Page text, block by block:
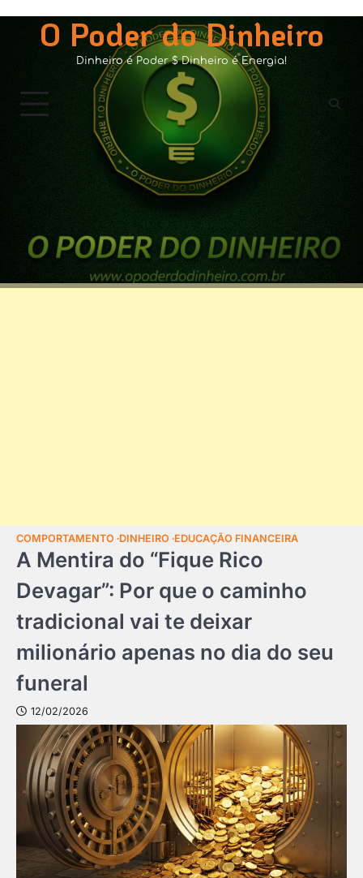
contentO Poder do Dinheiro
Dinheiro é Poder $ Dinheiro é Energia!
COMPORTAMENTO DINHEIRO EDUCAÇÃO FINANCEIRA
A Mentira do “Fique Rico
Devagar”: Por que o caminho
tradicional vai te deixar
milionário apenas no dia do seu
funeral
12/02/2026